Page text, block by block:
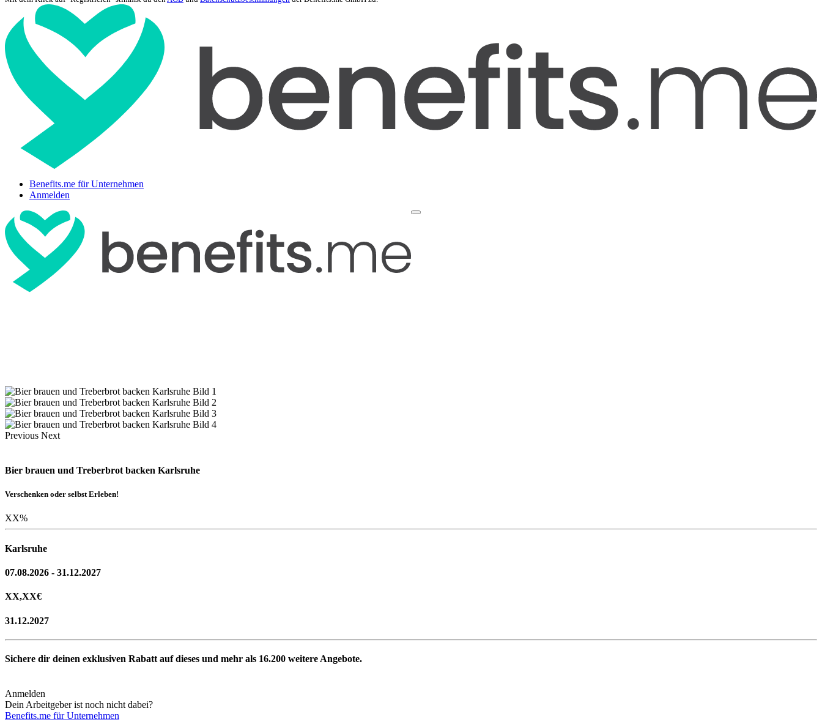
Benefits.me für Unternehmen
Anmelden
Previous Next
Bier brauen und Treberbrot backen Karlsruhe
Verschenken oder selbst Erleben!
XX%
Karlsruhe
07.08.2026 - 31.12.2027
XX,XX€
31.12.2027
Sichere dir deinen exklusiven Rabatt auf dieses und mehr als 16.200 weitere Angebote.
Anmelden
Dein Arbeitgeber ist noch nicht dabei?
Benefits.me für Unternehmen